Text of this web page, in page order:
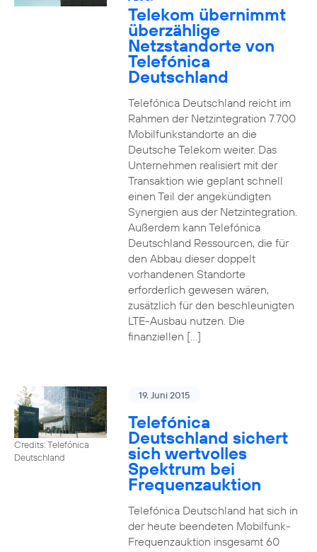
Telekom übernimmt
überzählige
Netzstandorte von
Telefónica
Deutschland
Telefónica Deutschland reicht im
Rahmen der Netzintegration 7.700
Mobilfunkstandorte an die
Deutsche Telekom weiter. Das
Unternehmen realisiert mit der
Transaktion wie geplant schnell
einen Teil der angekündigten
Synergien aus der Netzintegration.
Außerdem kann Telefónica
Deutschland Ressourcen, die für
den Abbau dieser doppelt
vorhandenen Standorte
erforderlich gewesen wären,
zusätzlich für den beschleunigten
LTE-Ausbau nutzen. Die
finanziellen […]
Credits: Telefónica
Deutschland
19. Juni 2015
Telefónica
Deutschland sichert
sich wertvolles
Spektrum bei
Frequenzauktion
Telefónica Deutschland hat sich in
der heute beendeten Mobilfunk-
Frequenzauktion insgesamt 60